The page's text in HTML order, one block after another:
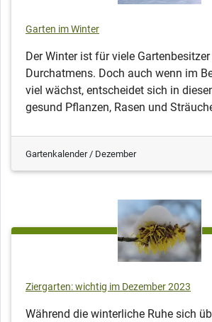
Garten im Winter
Der Winter ist für viele
Durchatmens. Doch auch wenn im
viel wächst, entscheidet sich in
gesund Pflanzen, Rasen und
Gartenkalender / Dezember
Ziergarten: wichtig im Dezember 2023
Während die winterliche Ruhe sich